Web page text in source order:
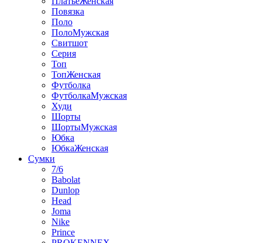
Повязка
Поло
ПолоМужская
Свитшот
Серия
Топ
ТопЖенская
Футболка
ФутболкаМужская
Худи
Шорты
ШортыМужская
Юбка
ЮбкаЖенская
Сумки
7/6
Babolat
Dunlop
Head
Joma
Nike
Prince